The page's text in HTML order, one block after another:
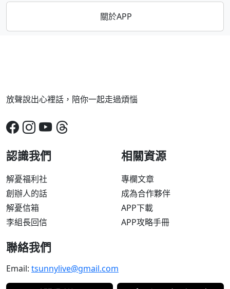
關於APP
放聲說出心裡話，陪你一起走過煩惱
認識我們
解憂福利社
創辦人的話
解憂信箱
李組長回信
相關資源
專欄文章
成為合作夥伴
APP下載
APP攻略手冊
聯絡我們
Email: tsunnylive@gmail.com